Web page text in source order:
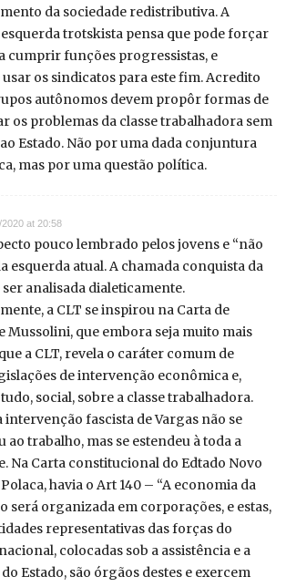
da sociedade redistributiva. A
trotskista pensa que pode forçar
cumprir funções progressistas, e
os sindicatos para este fim. Acredito
autônomos devem propôr formas de
os problemas da classe trabalhadora sem
Estado. Não por uma dada conjuntura
mas por uma questão política.
at 20:58
pouco lembrado pelos jovens e “não
esquerda atual. A chamada conquista da
ser analisada dialeticamente.
a CLT se inspirou na Carta de
Mussolini, que embora seja muito mais
a CLT, revela o caráter comum de
de intervenção econômica e,
social, sobre a classe trabalhadora.
intervenção fascista de Vargas não se
trabalho, mas se estendeu à toda a
Na Carta constitucional do Edtado Novo
Polaca, havia o Art 140 – “A economia da
será organizada em corporações, e estas,
representativas das forças do
colocadas sob a assistência e a
Estado, são órgãos destes e exercem